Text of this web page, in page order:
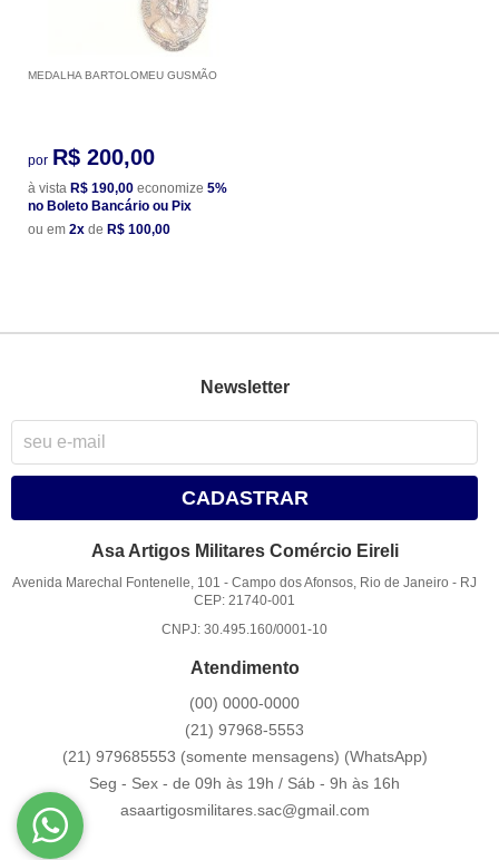
MEDALHA BARTOLOMEU GUSMÃO
por R$ 200,00
à vista R$ 190,00 economize 5%
no Boleto Bancário ou Pix
ou em 2x de R$ 100,00
Newsletter
CADASTRAR
Asa Artigos Militares Comércio Eireli
Avenida Marechal Fontenelle, 101 -Campo dos Afonsos, Rio de Janeiro - RJ
CEP: 21740-001
CNPJ: 30.495.160/0001-10
Atendimento
(00) 0000-0000
(21) 97968-5553
(21) 979685553 (somente mensagens) (WhatsApp)
Seg - Sex - de 09h às 19h / Sáb - 9h às 16h
asaartigosmilitares.sac@gmail.com